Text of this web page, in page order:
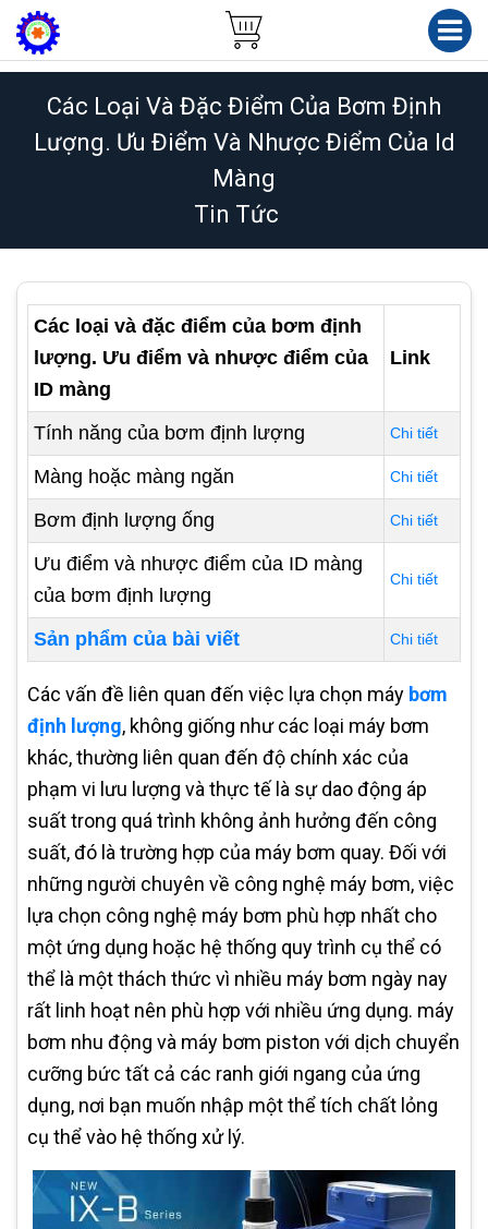
Các Loại Và Đặc Điểm Của Bơm Định
Lượng. Ưu Điểm Và Nhược Điểm Của Id
Màng
Tin Tức
Các loại và đặc điểm của bơm định
lượng. Ưu điểm và nhược điểm của
ID màng
Link
Tính năng của bơm định lượng Chi tiết
Màng hoặc màng ngăn Chi tiết
Bơm định lượng ống Chi tiết
Ưu điểm và nhược điểm của ID màng
của bơm định lượng
Chi tiết
Sản phẩm của bài viết Chi tiết
Các vấn đề liên quan đến việc lựa chọn máy bơm
định lượng, không giống như các loại máy bơm
khác, thường liên quan đến độ chính xác của
phạm vi lưu lượng và thực tế là sự dao động áp
suất trong quá trình không ảnh hưởng đến công
suất, đó là trường hợp của máy bơm quay. Đối với
những người chuyên về công nghệ máy bơm, việc
lựa chọn công nghệ máy bơm phù hợp nhất cho
một ứng dụng hoặc hệ thống quy trình cụ thể có
thể là một thách thức vì nhiều máy bơm ngày nay
rất linh hoạt nên phù hợp với nhiều ứng dụng. máy
bơm nhu động và máy bơm piston với dịch chuyển
cưỡng bức tất cả các ranh giới ngang của ứng
dụng, nơi bạn muốn nhập một thể tích chất lỏng
cụ thể vào hệ thống xử lý.